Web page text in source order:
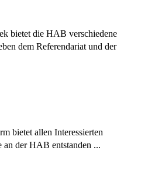
bietet die HAB verschiedene
dem Referendariat und der
bietet allen Interessierten
an der HAB entstanden ...